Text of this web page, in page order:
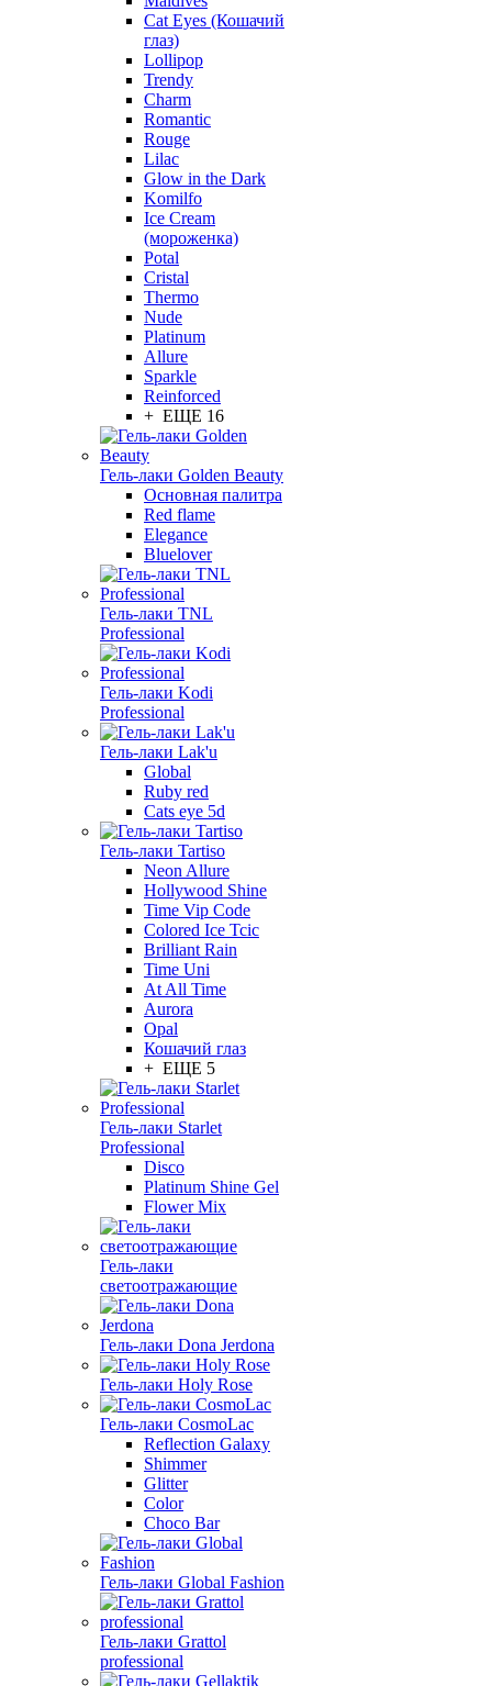
Cat Eyes (Кошачий
глаз)
Lollipop
Trendy
Charm
Romantic
Rouge
Lilac
Glow in the Dark
Komilfo
Ice Cream
(мороженка)
Potal
Cristal
Thermo
Nude
Platinum
Allure
Sparkle
Reinforced
+ ЕЩЕ 16
Гель-лаки Golden Beauty
Основная палитра
Red flame
Elegance
Bluelover
Гель-лаки TNL
Professional
Гель-лаки Kodi
Professional
Гель-лаки Lak'u
Global
Ruby red
Cats eye 5d
Гель-лаки Tartiso
Neon Allure
Hollywood Shine
Time Vip Code
Colored Ice Tcic
Brilliant Rain
Time Uni
At All Time
Aurora
Opal
Кошачий глаз
+ ЕЩЕ 5
Гель-лаки Starlet
Professional
Disco
Platinum Shine Gel
Flower Mix
Гель-лаки
светоотражающие
Гель-лаки Dona Jerdona
Гель-лаки Holy Rose
Гель-лаки CosmoLac
Reflection Galaxy
Shimmer
Glitter
Color
Choco Bar
Гель-лаки Global Fashion
Гель-лаки Grattol
professional